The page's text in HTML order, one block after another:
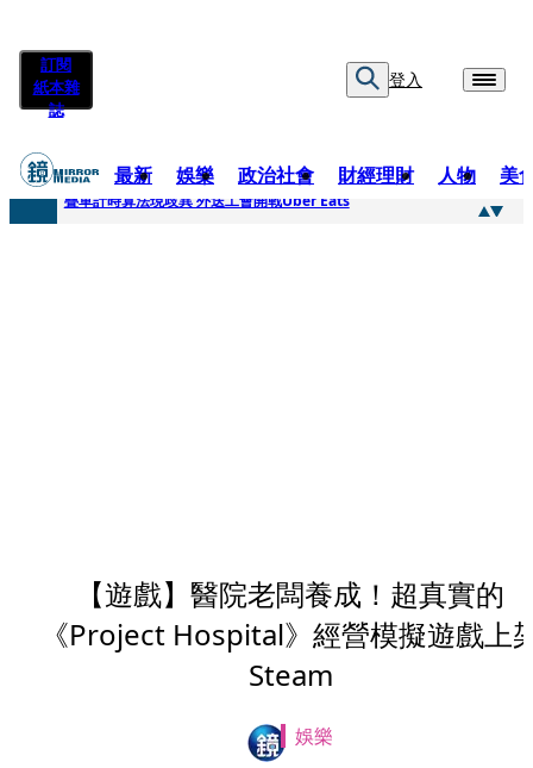
訂閱
紙本雜
誌
登入
最新 娛樂 政治社會 財經理財 人物 美
快訊
疊單計時算法現歧異 外送工會開戰Uber Eats
【遊戲】醫院老闆養成！超真實的
《Project Hospital》經營模擬遊戲上
Steam
娛樂